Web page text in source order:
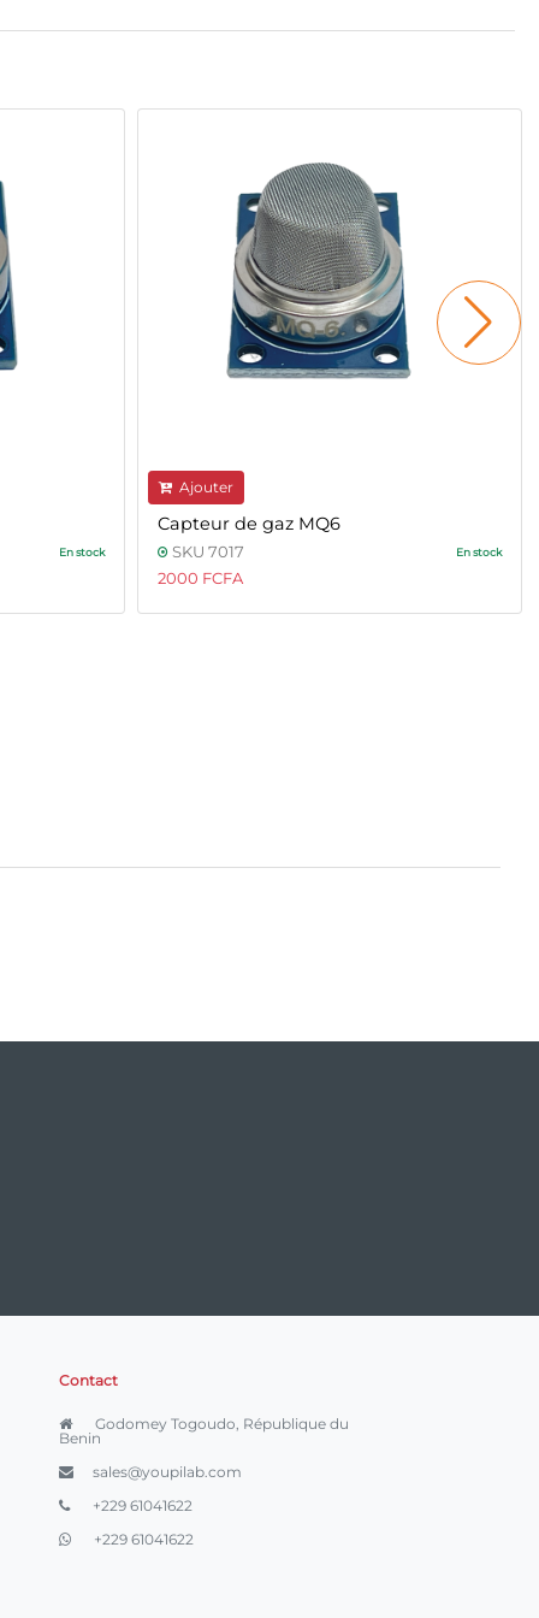
En stock
Ajouter
Capteur de gaz MQ6
SKU 7017 En stock
2000 FCFA
Contact
Godomey Togoudo, République du
Benin
sales@youpilab.com
+229 61041622
+229 61041622